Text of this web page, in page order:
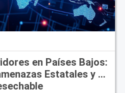
en Países Bajos:
Estatales y el